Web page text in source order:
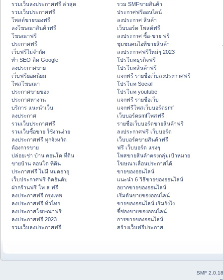
รวมเว็บลงประกาศฟรี ล่าสุด
รวมเว็บประกาศฟรี
โพสต์ขายของฟรี
ลงโฆษณาสินค้าฟรี
โฆษณาฟรี
ประกาศฟรี
เว็บฟรีไม่จำกัด
ทำ SEO ติด Google
ลงประกาศขาย
เว็บฟรียอดนิยม
โพสโฆษณา
ประกาศขายของ
ประกาศหางาน
บริการ แนะนำเว็บ
ลงประกาศ
รวมเว็บประกาศฟรี
รวมเว็บซื้อขาย ใช้งานง่าย
ลงประกาศฟรี ทุกจังหวัด
ต้องการขาย
ปล่อยเช่า บ้าน คอนโด ที่ดิน
ขายบ้าน คอนโด ที่ดิน
ประกาศฟรี ไม่มี หมดอายุ
เว็บประกาศฟรี ติดอันดับ
ฝากร้านฟรี โพ ส ฟรี
ลงประกาศฟรี กรุงเทพ
ลงประกาศฟรี ทั่วไทย
ลงประกาศโฆษณาฟรี
ลงประกาศฟรี 2023
รวมเว็บลงประกาศฟรี
รวม SMFขายสินค้า
ประกาศฟรีออนไลน์
ลงประกาศ สินค้า
เว็บบอร์ด โพสต์ฟรี
ลงประกาศ ซื้อ-ขาย ฟรี
ชุมชนคนไอทีขายสินค้า
ลงประกาศฟรีใหม่ๆ 2023
โปรโมทธุรกิจฟรี
โปรโมทสินค้าฟรี
แจกฟรี รายชื่อเว็บลงประกาศฟรี
โปรโมท Social
โปรโมท youtube
แจกฟรี รายชื่อเว็บ
แจกฟรีโพสเว็บบอร์ดsmf
เว็บบอร์ดsmfโพสฟรี
รายชื่อเว็บบอร์ดขายสินค้าฟรี
ลงประกาศฟรี เว็บบอร์ด
เว็บบอร์ดขายสินค้าฟรี
ฟรี เว็บบอร์ด แรงๆ
โพสขายสินค้าตรงกลุ่มเป้าหมาย
โฆษณาเลื่อนประกาศได้
ขายของออนไลน์
แนะนำ 6 วิธีขายของออนไลน์
อยากขายของออนไลน์
เริ่มต้นขายของออนไลน์
ขายของออนไลน์ เริ่มยังไง
ชี้ช่องขายของออนไลน์
การขายของออนไลน์
สร้างเว็บฟรีประกาศ
SMF 2.0.18